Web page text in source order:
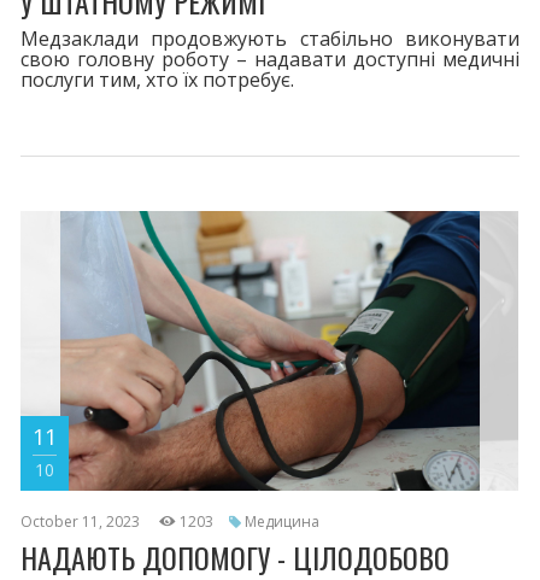
Медзаклади продовжують стабільно виконувати
свою головну роботу – надавати доступні медичні
послуги тим, хто їх потребує.
11
10
October 11, 2023 1203 Медицина
НАДАЮТЬ ДОПОМОГУ - ЦІЛОДОБОВО